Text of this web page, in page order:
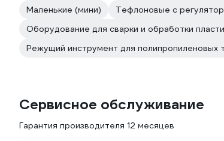
Маленькие (мини)
Тефлоновые с
Оборудование для сварки и обработки
Режущий инструмент для полипропиленовых
Сервисное обслуживание
Гарантия производителя 12 месяцев